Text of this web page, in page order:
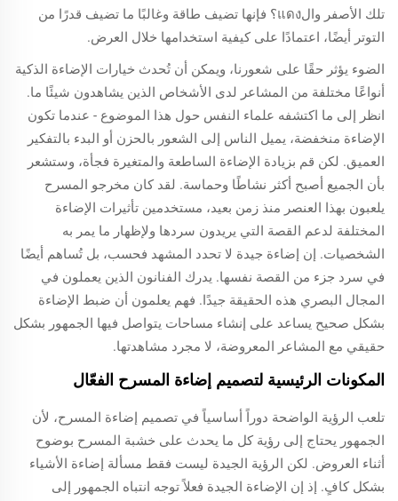
تلك الأصفر والแดง؟ فإنها تضيف طاقة وغالبًا ما تضيف قدرًا من
التوتر أيضًا، اعتمادًا على كيفية استخدامها خلال العرض.
الضوء يؤثر حقًا على شعورنا، ويمكن أن تُحدث خيارات الإضاءة الذكية
أنواعًا مختلفة من المشاعر لدى الأشخاص الذين يشاهدون شيئًا ما.
انظر إلى ما اكتشفه علماء النفس حول هذا الموضوع - عندما تكون
الإضاءة منخفضة، يميل الناس إلى الشعور بالحزن أو البدء بالتفكير
العميق. لكن قم بزيادة الإضاءة الساطعة والمتغيرة فجأة، وستشعر
بأن الجميع أصبح أكثر نشاطًا وحماسة. لقد كان مخرجو المسرح
يلعبون بهذا العنصر منذ زمن بعيد، مستخدمين تأثيرات الإضاءة
المختلفة لدعم القصة التي يريدون سردها ولإظهار ما يمر به
الشخصيات. إن إضاءة جيدة لا تحدد المشهد فحسب، بل تُساهم أيضًا
في سرد جزء من القصة نفسها. يدرك الفنانون الذين يعملون في
المجال البصري هذه الحقيقة جيدًا. فهم يعلمون أن ضبط الإضاءة
بشكل صحيح يساعد على إنشاء مساحات يتواصل فيها الجمهور بشكل
حقيقي مع المشاعر المعروضة، لا مجرد مشاهدتها.
المكونات الرئيسية لتصميم إضاءة المسرح الفعّال
تلعب الرؤية الواضحة دوراً أساسياً في تصميم إضاءة المسرح، لأن
الجمهور يحتاج إلى رؤية كل ما يحدث على خشبة المسرح بوضوح
أثناء العروض. لكن الرؤية الجيدة ليست فقط مسألة إضاءة الأشياء
بشكل كافٍ. إذ إن الإضاءة الجيدة فعلاً توجه انتباه الجمهور إلى